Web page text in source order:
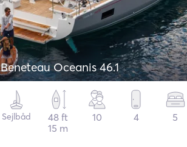
Beneteau Oceanis 46.1
Sejlbåd
48 ft
15 m
10 4 5